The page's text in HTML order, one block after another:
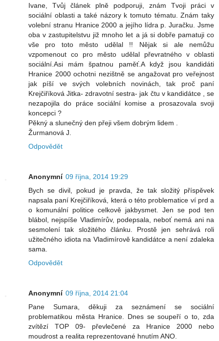
Ivane, Tvůj článek plně podporuji, znám Tvoji práci v
sociální oblasti a také názory k tomuto tématu. Znám taky
volební stranu Hranice 2000 a jejího lídra p. Juračku. Jsme
oba v zastupitelstvu již mnoho let a já si dobře pamatuji co
vše pro toto město udělal !! Nějak si ale nemůžu
vzpomenout co pro město udělal převratného v oblasti
sociální.Asi mám špatnou paměť.A když jsou kandidáti
Hranice 2000 ochotni nezištně se angažovat pro veřejnost
jak píší ve svých volebních novinách, tak proč paní
Krejčiříková Jitka- zdravotní sestra- jak čtu v kandidátce , se
nezapojila do práce sociální komise a prosazovala svoji
koncepci ?
Pěkný a slunečný den přeji všem dobrým lidem .
Žurmanová J.
Odpovědět
Anonymní 09 října, 2014 19:29
Bych se divil, pokud je pravda, že tak složitý příspěvek
napsala paní Krejčiříková, která o této problematice ví prd a
o komunální politice celkově jakbysmet. Jen se pod ten
blábol, nejspíše Vladimírův, podepsala, neboť nemá ani na
sesmolení tak složitého článku. Prostě jen sehrává roli
užitečného idiota na Vladimírově kandidátce a není zdaleka
sama.
Odpovědět
Anonymní 09 října, 2014 21:04
Pane Sumara, děkuji za seznámení se sociální
problematikou města Hranice. Dnes se soupeří o to, zda
zvítězí TOP 09- převlečené za Hranice 2000 nebo
moudrost a realita reprezentované hnutím ANO.